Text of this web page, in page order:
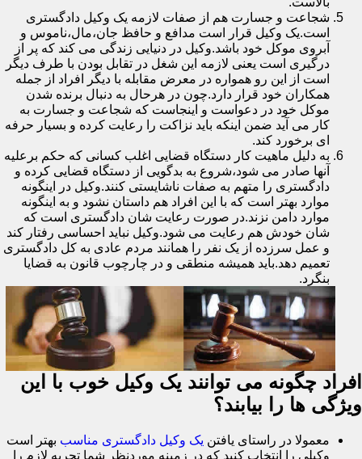
شجاعت و جسارت هم از صفات لازمه یک وکیل دادگستری
است.یک وکیل قرار است مدافع و حافظ جان،مال،ناموس و
آبروی موکل خود باشد.وکیل در دنیایی زندگی می کند که پر از
درگیری است یعنی لازمه این شغل در تقابل بودن با طرف دیگر
است از این رو همواره در معرض مقابله با دیگر افراد از جمله
همکاران خود قرار دارد.چون در هرحال به دنبال برنده شدن
موکل خود در دعواست و اینجاست که شجاعت و جسارت به
کار می آید ضمن اینکه باید نزاکت را رعایت کرده و بسیار حرفه
ای برخورد کند.
به دلیل ماهیت کار دستگاه قضایی اغلب کسانی که حکم برعلیه
آنها صادر می شود،شروع به بدگویی از دستگاه قضایی کرده و
دادگستری را متهم به صفات ناشایستی کنند.وکیل در اینگونه
موارد بهتر است که با این افراد هم داستان نشود و به اینگونه
موارد دامن نزند.در صورت رعایت شان دادگستری است که
شان خودش هم رعایت می شود.وکیل نباید احساسی رفتار کند
و عمل سرزده از یک نفر را همانند مردم عادی به کل دادگستری
تعمیم دهد.باید همیشه منطقی و در چارچوب قانون به قضایا
بنگرد.
افراد چگونه می توانند یک وکیل خوب با این
ویژگی ها را بیابند؟
معمولا در راستای یافتن یک وکیل دادگستری مناسب بهتر است
وکیلی را انتخاب کنید که در زمینه موردنظر شما تجربه لازم را